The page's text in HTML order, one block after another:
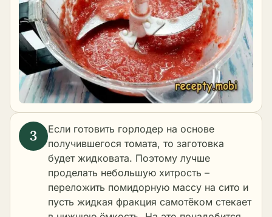
Если готовить горлодер на основе
получившегося томата, то заготовка
будет жидковата. Поэтому лучше
проделать небольшую хитрость –
переложить помидорную массу на сито и
пусть жидкая фракция самотёком стекает